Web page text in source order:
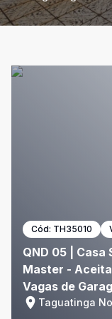
Cód: TH35010
QND 05 | Casa
Master -
Vagas de
Taguatinga